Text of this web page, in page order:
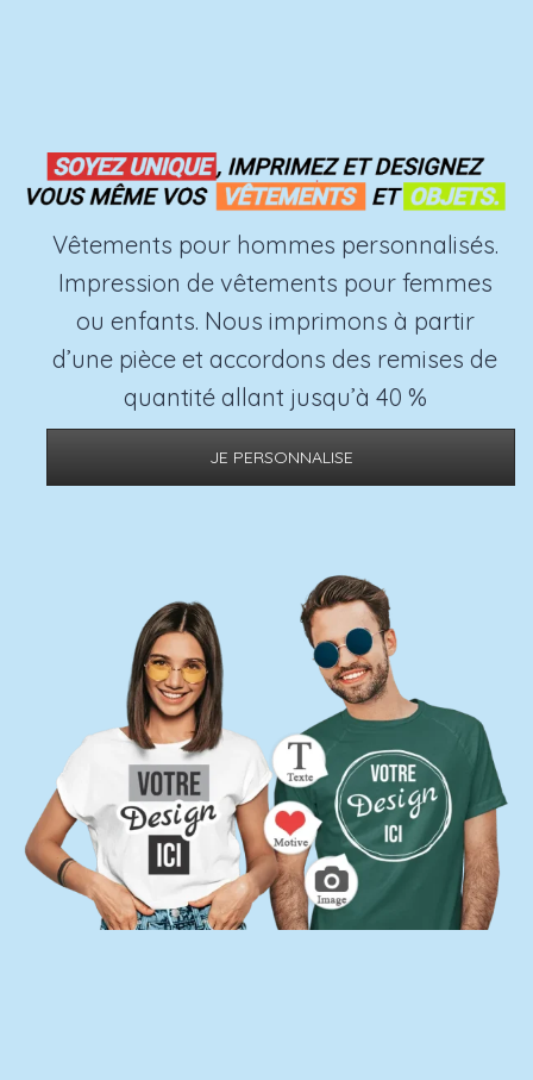
Vêtements pour hommes personnalisés.
Impression de vêtements pour femmes
ou enfants. Nous imprimons à partir
d’une pièce et accordons des remises de
quantité allant jusqu’à 40 %
JE PERSONNALISE